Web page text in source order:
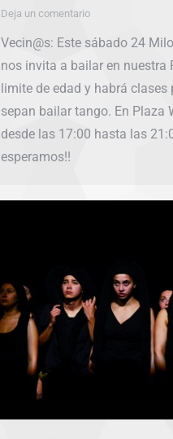
Deja un comentario
Vecin@s: Este sábado 24
nos invita a bailar en nuestra
limite de edad y habrá clases
sepan bailar tango. En Plaza
desde las 17:00 hasta las
esperamos!!